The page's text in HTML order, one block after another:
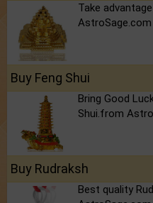
Take
AstroSage.com
Buy Feng Shui
Bring Good
Shui.from
Buy Rudraksh
Best quality